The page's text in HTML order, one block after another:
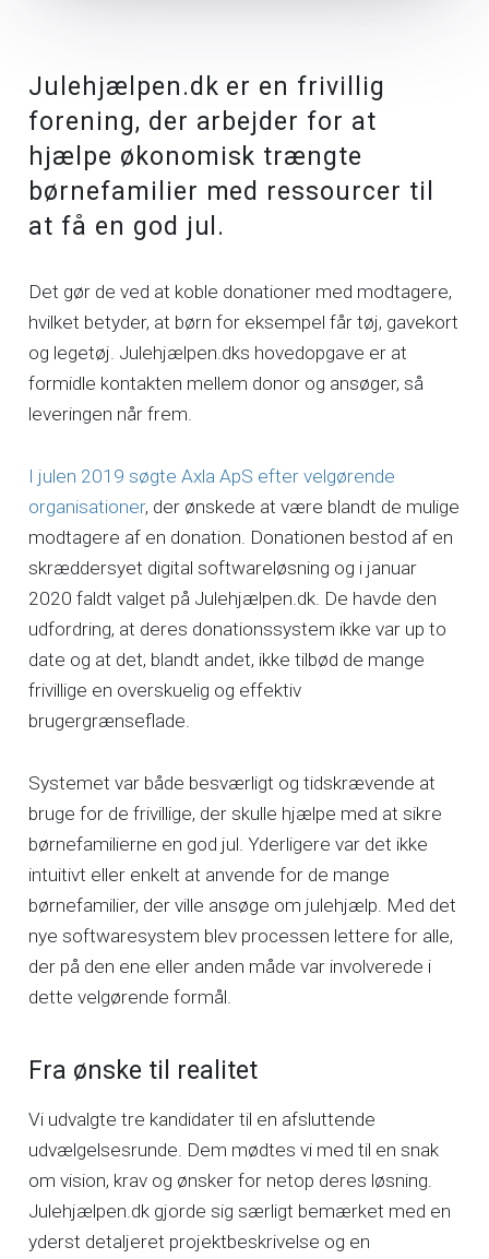
Julehjælpen.dk er en frivillig
forening, der arbejder for at
hjælpe økonomisk trængte
børnefamilier med ressourcer til
at få en god jul.
Det gør de ved at koble donationer med modtagere,
hvilket betyder, at børn for eksempel får tøj, gavekort
og legetøj. Julehjælpen.dks hovedopgave er at
formidle kontakten mellem donor og ansøger, så
leveringen når frem.
I julen 2019 søgte Axla ApS efter velgørende
organisationer, der ønskede at være blandt de mulige
modtagere af en donation. Donationen bestod af en
skræddersyet digital softwareløsning og i januar
2020 faldt valget på Julehjælpen.dk. De havde den
udfordring, at deres donationssystem ikke var up to
date og at det, blandt andet, ikke tilbød de mange
frivillige en overskuelig og effektiv
brugergrænseflade.
Systemet var både besværligt og tidskrævende at
bruge for de frivillige, der skulle hjælpe med at sikre
børnefamilierne en god jul. Yderligere var det ikke
intuitivt eller enkelt at anvende for de mange
børnefamilier, der ville ansøge om julehjælp. Med det
nye softwaresystem blev processen lettere for alle,
der på den ene eller anden måde var involverede i
dette velgørende formål.
Fra ønske til realitet
Vi udvalgte tre kandidater til en afsluttende
udvælgelsesrunde. Dem mødtes vi med til en snak
om vision, krav og ønsker for netop deres løsning.
Julehjælpen.dk gjorde sig særligt bemærket med en
yderst detaljeret projektbeskrivelse og en